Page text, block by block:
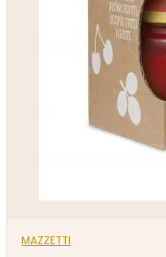
MAZZETTI